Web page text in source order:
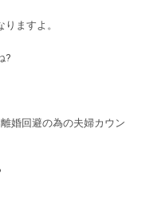
ますよ。
?
避の為の夫婦カウン